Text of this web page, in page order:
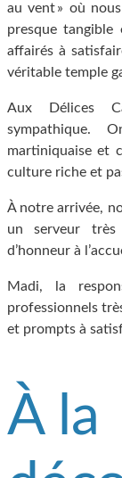
au vent » où
presque tangible
affairés à
véritable temple
Aux Délices
sympathique.
martiniquaise et
culture riche et
À notre arrivée,
un serveur
d’honneur à
Madi, la
professionnels
et prompts à
À la